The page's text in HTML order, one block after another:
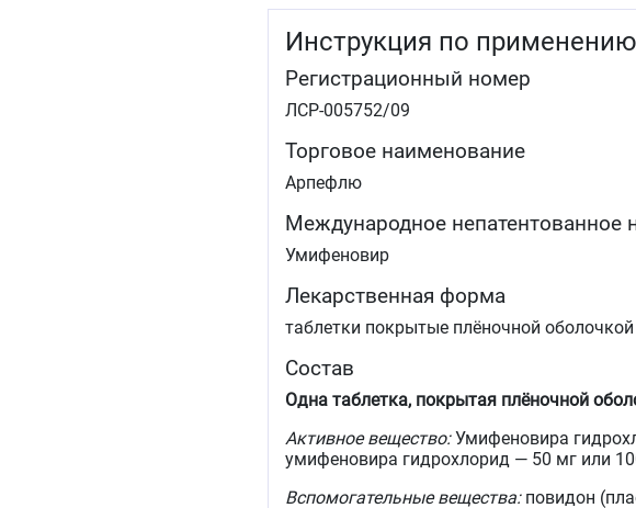
пневмонии и
осложнений и
взрослых.
Инструкция по применению
Регистрационный номер
ЛСР-005752/09
Торговое наименование
Арпефлю
Международное непатентованное
Умифеновир
Лекарственная форма
таблетки покрытые плёночной оболочкой
Состав
Одна таблетка, покрытая плёночной
Активное вещество:Умифеновира
умифеновира гидрохлорид — 50 мг или
Вспомогательные вещества:повидон